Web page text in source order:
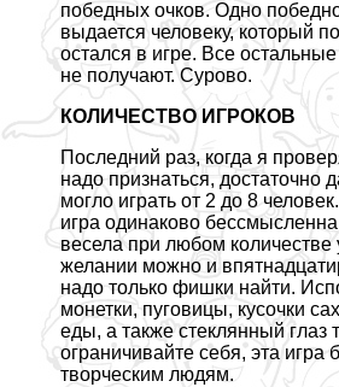
победных очков. Одно
выдается человеку, который
остался в игре. Все
не получают. Сурово.
КОЛИЧЕСТВО ИГРОКОВ
Последний раз, когда я
надо признаться, достаточно
могло играть от 2 до 8
игра одинаково
весела при любом количестве
желании можно и
надо только фишки найти.
монетки, пуговицы, кусочки
еды, а также стеклянный глаз
ограничивайте себя, эта игра
творческим людям.